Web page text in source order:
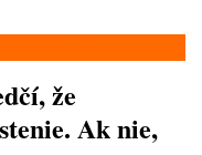
že
Ak nie,